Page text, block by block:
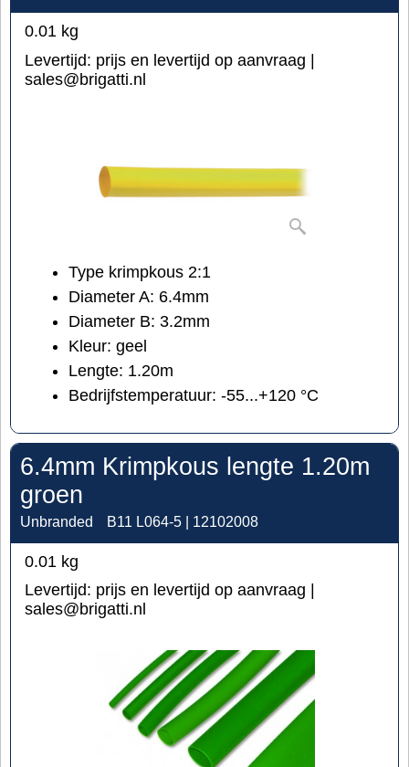
0.01 kg
Levertijd: prijs en levertijd op aanvraag |
sales@brigatti.nl
Type krimpkous 2:1
Diameter A: 6.4mm
Diameter B: 3.2mm
Kleur: geel
Lengte: 1.20m
Bedrijfstemperatuur: -55...+120 °C
6.4mm Krimpkous lengte 1.20m
groen
Unbranded B11 L064-5 | 12102008
0.01 kg
Levertijd: prijs en levertijd op aanvraag |
sales@brigatti.nl